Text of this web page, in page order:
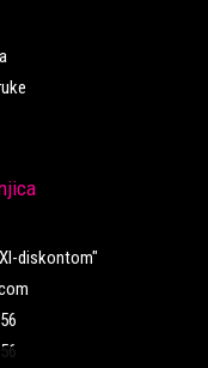
diskontom"